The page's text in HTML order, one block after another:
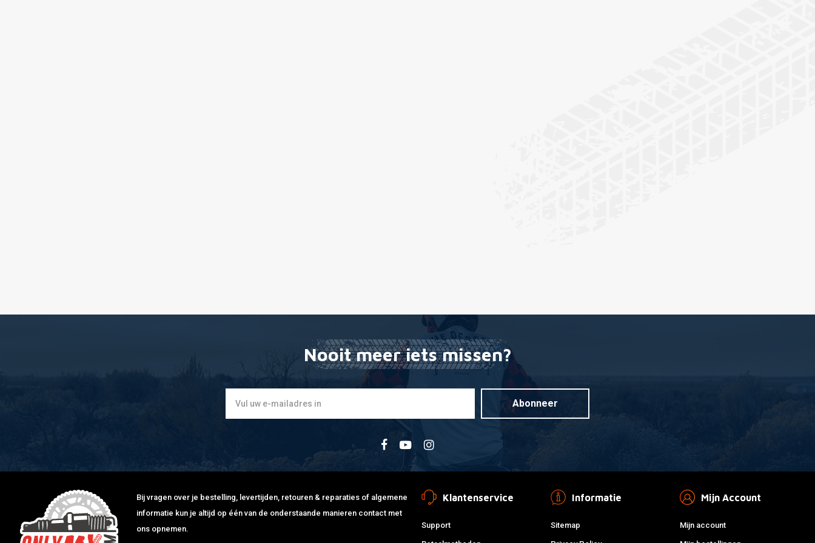
Nooit meer iets missen?
Abonneer
Bij vragen over je bestelling, levertijden, retouren & reparaties of algemene
informatie kun je altijd op één van de onderstaande manieren contact met
ons opnemen.
Klantenservice
Support
Informatie
Sitemap
Mijn Account
Mijn account